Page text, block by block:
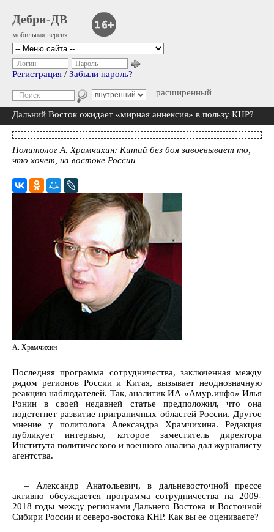
Дебри-ДВ
мобильная версия
расширенный
Логин Пароль
Регистрация / Забыли пароль?
Дальний Восток ожидает «мирная аннексия» в пользу КНР?
Политолог А. Храмчихин: Китай без боя завоевывает то,
что хочет, на востоке России
А. Храмчихин
Последняя программа сотрудничества, заключенная между
рядом регионов России и Китая, вызывает неоднозначную
реакцию наблюдателей. Так, аналитик ИА «Амур.инфо» Илья
Ронин в своей недавней статье предположил, что она
подстегнет развитие приграничных областей России. Другое
мнение у политолога Александра Храмчихина. Редакция
публикует интервью, которое заместитель директора
Института политического и военного анализа дал журналисту
агентства.
– Александр Анатольевич, в дальневосточной прессе
активно обсуждается программа сотрудничества на 2009-
2018 годы между регионами Дальнего Востока и Восточной
Сибири России и северо-востока КНР. Как вы ее оцениваете?